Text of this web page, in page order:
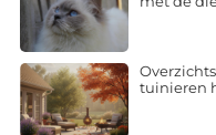
tuinieren